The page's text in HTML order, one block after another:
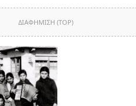
ΔΙΑΦΗΜΙΣΗ (TOP)